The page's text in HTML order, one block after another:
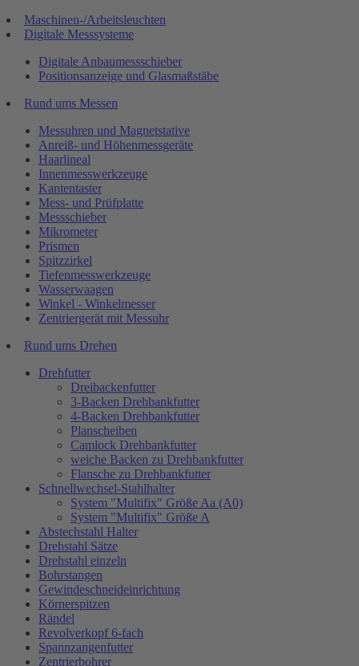
Maschinen-/Arbeitsleuchten
Digitale Messsysteme
Digitale Anbaumessschieber
Positionsanzeige und Glasmaßstäbe
Rund ums Messen
Messuhren und Magnetstative
Anreiß- und Höhenmessgeräte
Haarlineal
Innenmesswerkzeuge
Kantentaster
Mess- und Prüfplatte
Messschieber
Mikrometer
Prismen
Spitzzirkel
Tiefenmesswerkzeuge
Wasserwaagen
Winkel - Winkelmesser
Zentriergerät mit Messuhr
Rund ums Drehen
Drehfutter
Dreibackenfutter
3-Backen Drehbankfutter
4-Backen Drehbankfutter
Planscheiben
Camlock Drehbankfutter
weiche Backen zu Drehbankfutter
Flansche zu Drehbankfutter
Schnellwechsel-Stahlhalter
System "Multifix" Größe Aa (A0)
System "Multifix" Größe A
Abstechstahl Halter
Drehstahl Sätze
Drehstahl einzeln
Bohrstangen
Gewindeschneideinrichtung
Körnerspitzen
Rändel
Revolverkopf 6-fach
Spannzangenfutter
Zentrierbohrer